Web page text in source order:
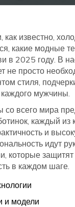
известно,
какие модные
в 2025 году. В
не просто
стиля,
мужчины.
всего мира
каждый из
и
идут
которые
в каждом шаге.
и модели